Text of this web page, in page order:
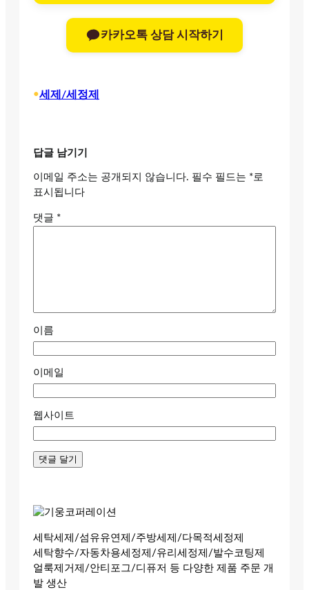
카카오톡 상담 시작하기
•세제/세정제
답글 남기기
이메일 주소는 공개되지 않습니다. 필수 필드는 *로
표시됩니다
댓글 *
이름
이메일
웹사이트
세탁세제/섬유유연제/주방세제/다목적세정제
세탁향수/자동차용세정제/유리세정제/발수코팅제
얼룩제거제/안티포그/디퓨저 등 다양한 제품 주문 개
발 생산